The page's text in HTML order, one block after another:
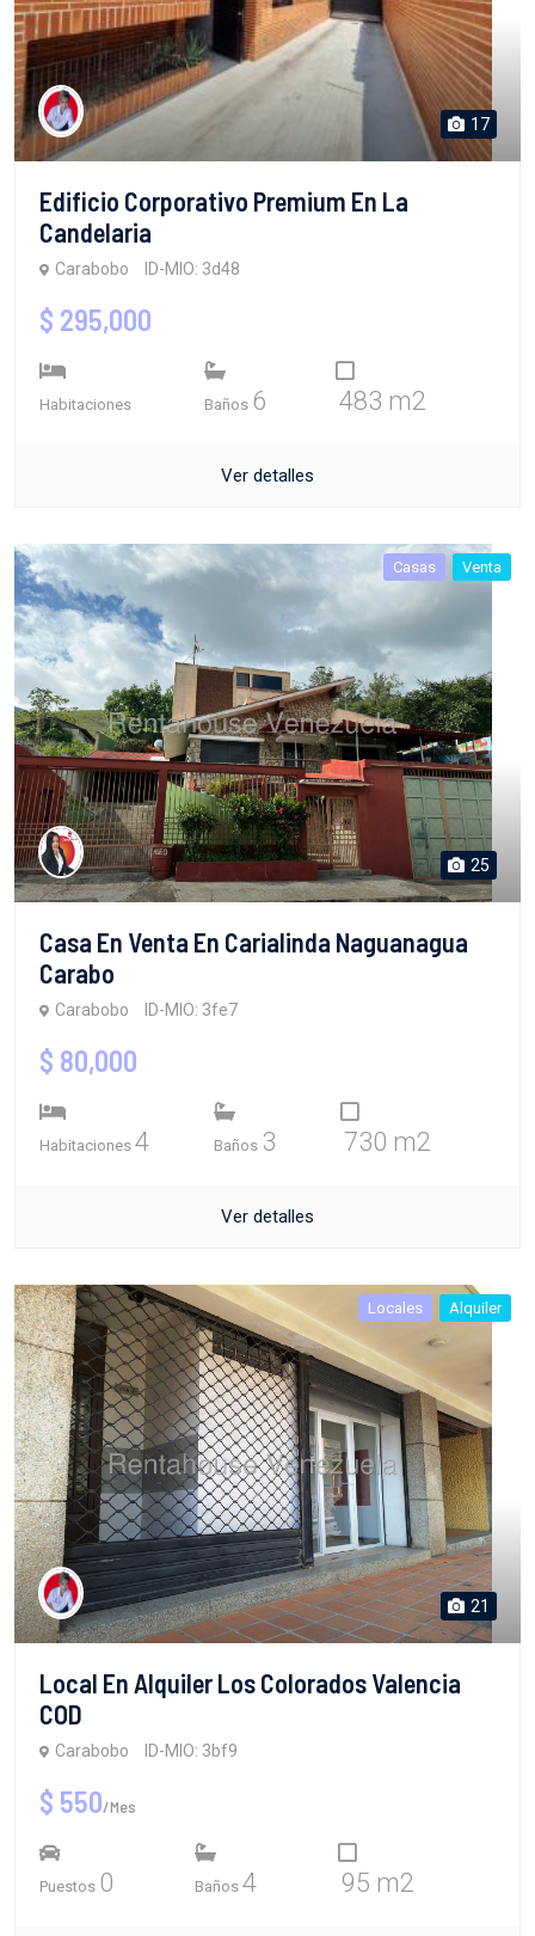
17
Edificio Corporativo Premium En La
Candelaria
Carabobo ID-MIO: 3d48
$ 295,000
Habitaciones Baños 6 483 m2
Ver detalles
Casas Venta
25
Casa En Venta En Carialinda Naguanagua
Carabo
Carabobo ID-MIO: 3fe7
$ 80,000
Habitaciones 4 Baños 3 730 m2
Ver detalles
Locales Alquiler
21
Local En Alquiler Los Colorados Valencia
COD
Carabobo ID-MIO: 3bf9
$ 550/Mes
Puestos 0 Baños 4 95 m2